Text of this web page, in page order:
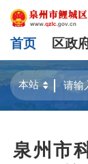
首页 区政
泉州市